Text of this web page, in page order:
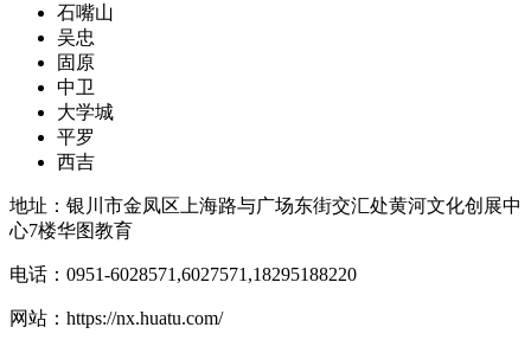
石嘴山
吴忠
固原
中卫
大学城
平罗
西吉
地址：银川市金凤区上海路与广场东街交汇处黄河文化创展中
心7楼华图教育
电话：0951-6028571,6027571,18295188220
网站： https://nx.huatu.com/